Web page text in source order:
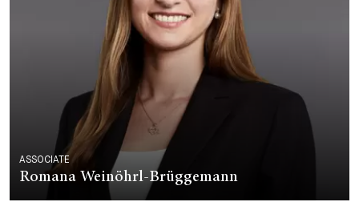
ASSOCIATE
Romana Weinöhrl-Brüggemann